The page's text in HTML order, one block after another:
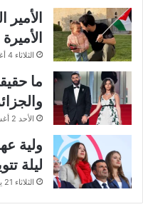
الثلاثاء 4 أغسطس 2026 الساعة 2:36 ص
ما
الأحد 2 أغسطس 2026 الساعة 9:35 م
ولية
ليلة
الثلاثاء 21 يوليو 2026 الساعة 5:53 ص